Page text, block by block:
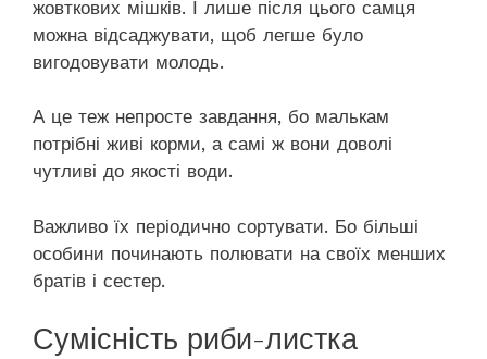
жовткових мішків. І лише після цього самця
можна відсаджувати, щоб легше було
вигодовувати молодь.
А це теж непросте завдання, бо малькам
потрібні живі корми, а самі ж вони доволі
чутливі до якості води.
Важливо їх періодично сортувати. Бо більші
особини починають полювати на своїх менших
братів і сестер.
Сумісність риби-листка